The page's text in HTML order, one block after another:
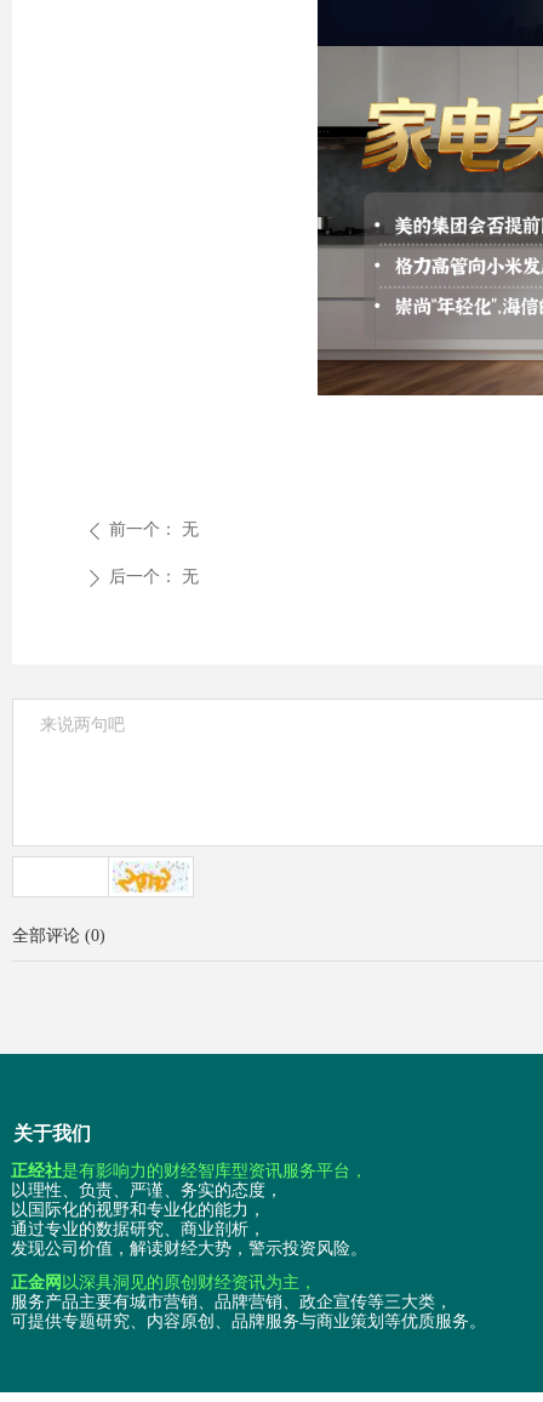
ꄴ 前一个： 无
ꄲ 后一个： 无
全部评论 (0)
关于我们
正经社是有影响力的财经智库型资讯服务平台，
以理性、负责、严谨、务实的态度，
以国际化的视野和专业化的能力，
通过专业的数据研究、商业剖析，
发现公司价值，解读财经大势，警示投资风险。
正金网以深具洞见的原创财经资讯为主，
服务产品主要有城市营销、品牌营销、政企宣传等三大类，
可提供专题研究、内容原创、品牌服务与商业策划等优质服务。